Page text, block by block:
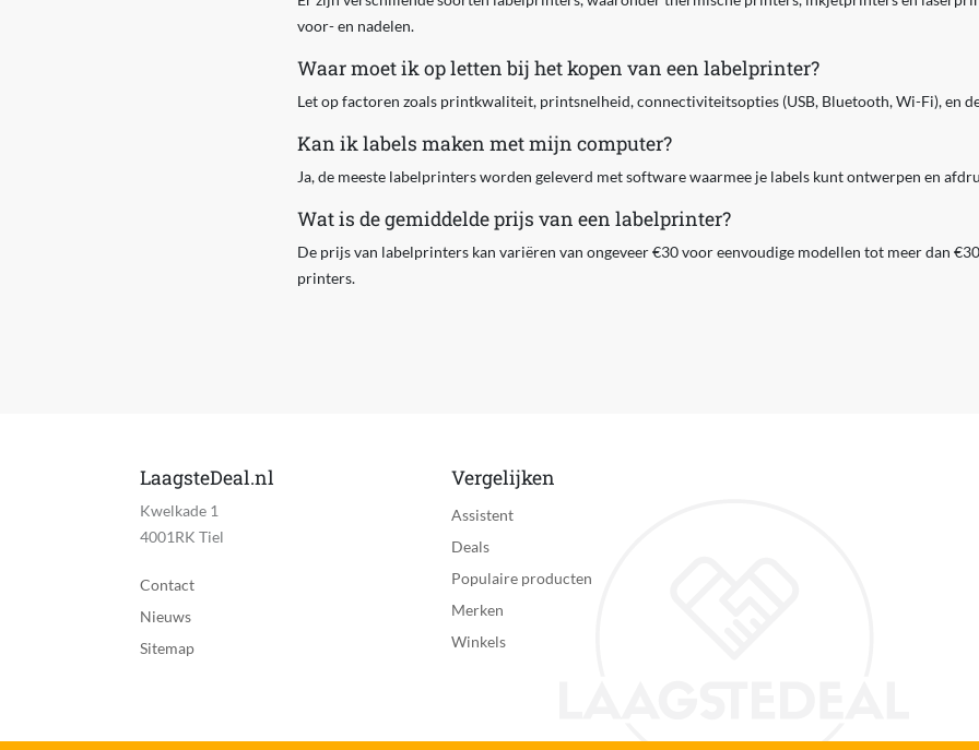
voor- en nadelen.
Waar moet ik op letten bij het kopen van een labelprinter?
Let op factoren zoals printkwaliteit, printsnelheid, connectiviteitsopties (USB, Bluetooth, Wi-Fi), en
Kan ik labels maken met mijn computer?
Ja, de meeste labelprinters worden geleverd met software waarmee je labels kunt ontwerpen en
Wat is de gemiddelde prijs van een labelprinter?
De prijs van labelprinters kan variëren van ongeveer €30 voor eenvoudige modellen tot meer dan
printers.
LaagsteDeal.nl
Kwelkade 1
4001RK Tiel
Contact
Nieuws
Sitemap
Vergelijken
Assistent
Deals
Populaire producten
Merken
Winkels